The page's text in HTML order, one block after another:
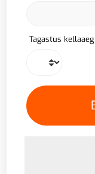
Tagastus kellaaeg